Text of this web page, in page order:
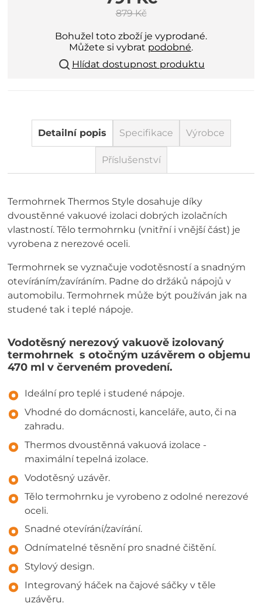
879 Kč
Bohužel toto zboží je vyprodané.
Můžete si vybrat podobné.
Hlídat dostupnost produktu
Detailní popis Specifikace Výrobce
Příslušenství
Termohrnek Thermos Style dosahuje díky
dvoustěnné vakuové izolaci dobrých izolačních
vlastností. Tělo termohrnku (vnitřní i vnější část) je
vyrobena z nerezové oceli.
Termohrnek se vyznačuje vodotěsností a snadným
otevíráním/zavíráním. Padne do držáků nápojů v
automobilu. Termohrnek může být používán jak na
studené tak i teplé nápoje.
Vodotěsný nerezový vakuově izolovaný
termohrnek s otočným uzávěrem o objemu
470 ml v červeném provedení.
Ideální pro teplé i studené nápoje.
Vhodné do domácnosti, kanceláře, auto, či na
zahradu.
Thermos dvoustěnná vakuová izolace -
maximální tepelná izolace.
Vodotěsný uzávěr.
Tělo termohrnku je vyrobeno z odolné nerezové
oceli.
Snadné otevírání/zavírání.
Odnímatelné těsnění pro snadné čištění.
Stylový design.
Integrovaný háček na čajové sáčky v těle
uzávěru.